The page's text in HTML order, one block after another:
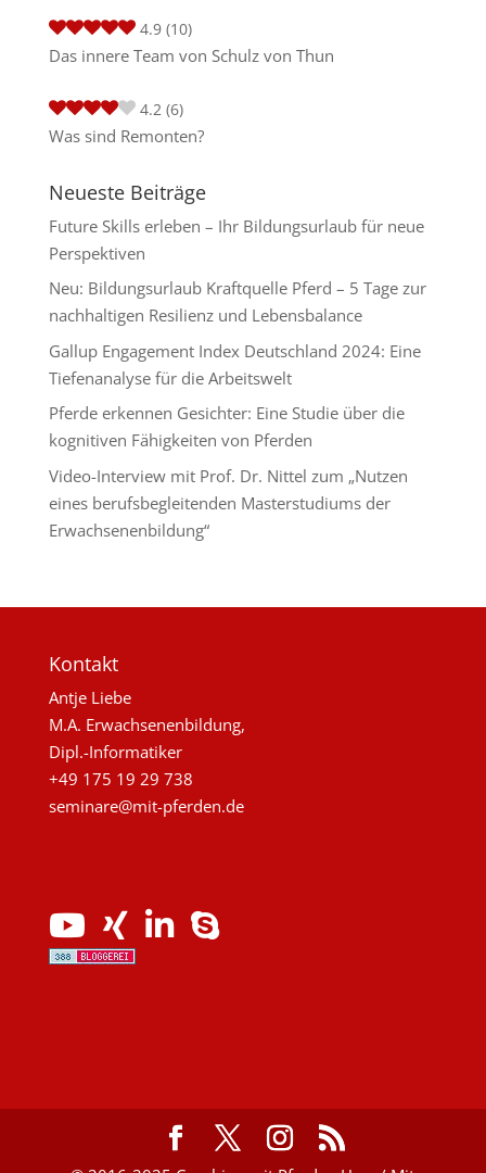
4.9 (10)
Das innere Team von Schulz von Thun
4.2 (6)
Was sind Remonten?
Neueste Beiträge
Future Skills erleben – Ihr Bildungsurlaub für neue
Perspektiven
Neu: Bildungsurlaub Kraftquelle Pferd – 5 Tage zur
nachhaltigen Resilienz und Lebensbalance
Gallup Engagement Index Deutschland 2024: Eine
Tiefenanalyse für die Arbeitswelt
Pferde erkennen Gesichter: Eine Studie über die
kognitiven Fähigkeiten von Pferden
Video-Interview mit Prof. Dr. Nittel zum „Nutzen
eines berufsbegleitenden Masterstudiums der
Erwachsenenbildung“
Kontakt
Antje Liebe
M.A. Erwachsenenbildung,
Dipl.-Informatiker
+49 175 19 29 738
seminare@mit-pferden.de